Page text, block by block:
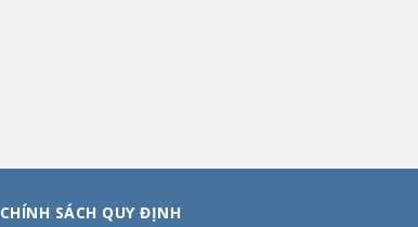
CHÍNH SÁCH QUY ĐỊNH